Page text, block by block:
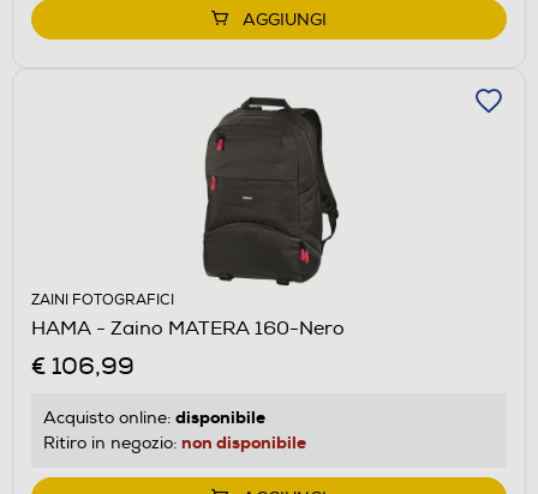
AGGIUNGI
ZAINI FOTOGRAFICI
HAMA - Zaino MATERA 160-Nero
€ 106,99
Acquisto online: disponibile
Ritiro in negozio: non disponibile